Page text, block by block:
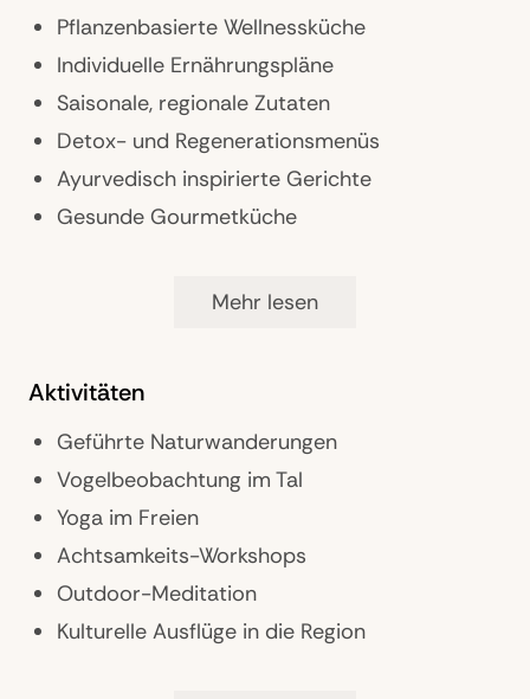
Naturverbundene Architektur
Nachhaltiges Resort-Konzept
Landeskategorie: 5 Sterne
Pflanzenbasierte Wellnessküche
Individuelle Ernährungspläne
Saisonale, regionale Zutaten
Detox- und Regenerationsmenüs
Ayurvedisch inspirierte Gerichte
Gesunde Gourmetküche
Wellness & Fitness
Ayurveda- und Naturtherapien
Yoga und Meditation täglich
Fitness- und Bewegungstraining
Achtsamkeits- und Atemübungen
Individuelle Detox-Kuren
Mehr lesen
Aktivitäten
Geführte Naturwanderungen
Vogelbeobachtung im Tal
Yoga im Freien
Achtsamkeits-Workshops
Outdoor-Meditation
Kulturelle Ausflüge in die Region